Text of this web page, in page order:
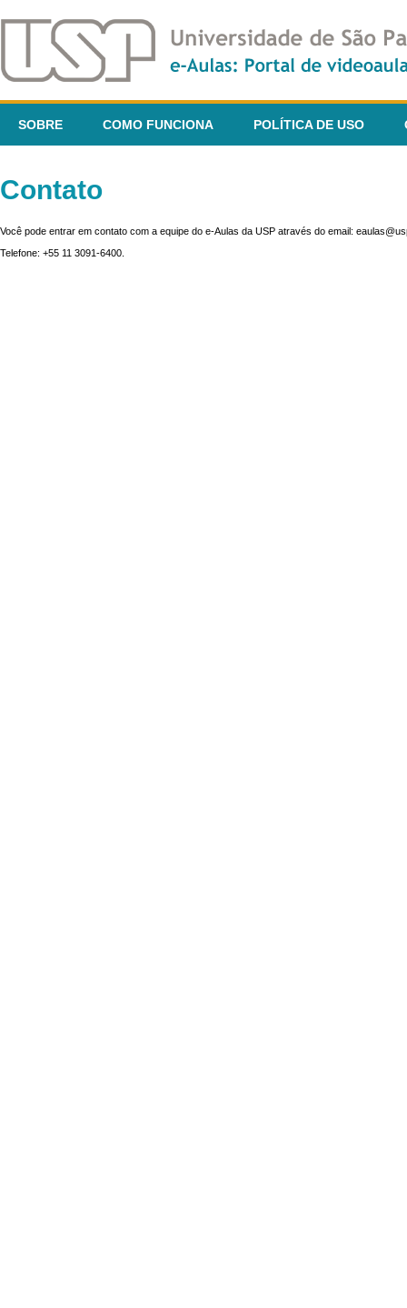
SOBRE COMO FUNCIONA POLÍTICA DE USO
Contato
Você pode entrar em contato com a equipe do e-Aulas da USP através do email:
Telefone: +55 11 3091-6400.